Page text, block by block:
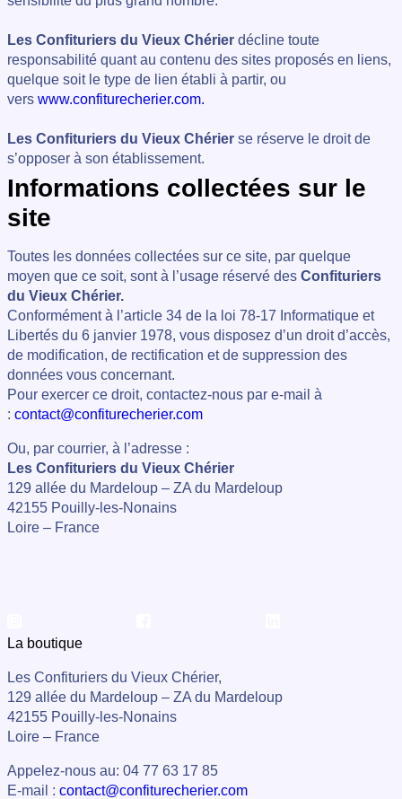
Les Confituriers du Vieux Chérier décline toute
responsabilité quant au contenu des sites proposés en liens,
quelque soit le type de lien établi à partir, ou
vers www.confiturecherier.com.
Les Confituriers du Vieux Chérier se réserve le droit de
s’opposer à son établissement.
Informations collectées sur le
site
Toutes les données collectées sur ce site, par quelque
moyen que ce soit, sont à l’usage réservé des Confituriers
du Vieux Chérier.
Conformément à l’article 34 de la loi 78-17 Informatique et
Libertés du 6 janvier 1978, vous disposez d’un droit d’accès,
de modification, de rectification et de suppression des
données vous concernant.
Pour exercer ce droit, contactez-nous par e-mail à
: contact@confiturecherier.com
Ou, par courrier, à l’adresse :
Les Confituriers du Vieux Chérier
129 allée du Mardeloup – ZA du Mardeloup
42155 Pouilly-les-Nonains
Loire – France
La boutique
Les Confituriers du Vieux Chérier,
129 allée du Mardeloup – ZA du Mardeloup
42155 Pouilly-les-Nonains
Loire – France
Appelez-nous au: 04 77 63 17 85
E-mail : contact@confiturecherier.com